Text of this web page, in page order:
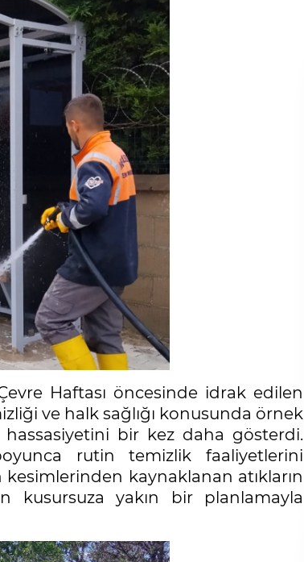
Haftası öncesinde idrak edilen
ve halk sağlığı konusunda örnek
bir kez daha gösterdi.
rutin temizlik faaliyetlerini
kaynaklanan atıkların
kusursuza yakın bir planlamayla